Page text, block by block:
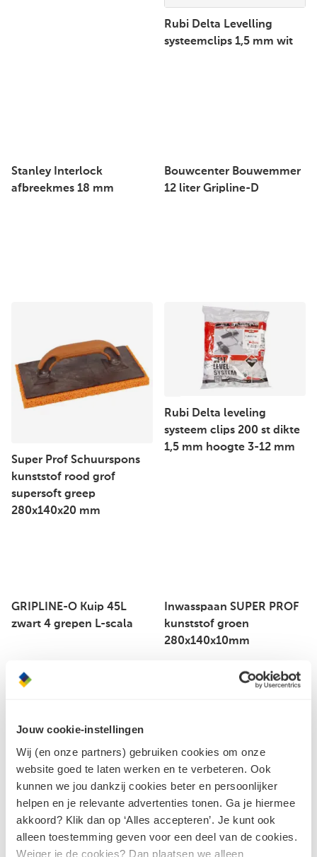
Jouw cookie-instellingen
Wij (en onze partners) gebruiken cookies om onze
website goed te laten werken en te verbeteren. Ook
kunnen we jou dankzij cookies beter en persoonlijker
helpen en je relevante advertenties tonen. Ga je hiermee
akkoord? Klik dan op ‘Alles accepteren’. Je kunt ook
alleen toestemming geven voor een deel van de cookies.
Weiger je de cookies? Dan plaatsen we alleen
Rubi Delta Levelling
systeemclips 1,5 mm wit
Stanley Interlock
afbreekmes 18 mm
Bouwcenter Bouwemmer
12 liter Gripline-D
Super Prof Schuurspons
kunststof rood grof
supersoft greep
280x140x20 mm
Rubi Delta leveling
systeem clips 200 st dikte
1,5 mm hoogte 3-12 mm
GRIPLINE-O Kuip 45L
zwart 4 grepen L-scala
Inwasspaan SUPER PROF
kunststof groen
280x140x10mm
Rubi tegelvoegkruisjes 2
mm 300 stuks